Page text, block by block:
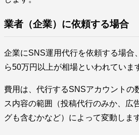
業者（企業）に依頼する場合
企業にSNS運用代行を依頼する場合
ら50万円以上が相場といわれていま
費用は、代行するSNSアカウントの
ス内容の範囲（投稿代行のみか、広
グも含むかなど）によって変動します